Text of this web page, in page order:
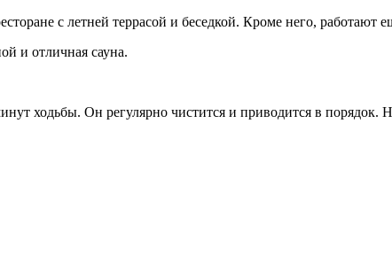
с летней террасой и беседкой. Кроме него, работают
и отличная сауна.
ходьбы. Он регулярно чистится и приводится в порядок.